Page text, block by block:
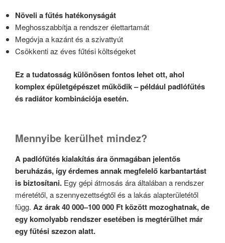
Növeli a fűtés hatékonyságát
Meghosszabbítja a rendszer élettartamát
Megóvja a kazánt és a szivattyút
Csökkenti az éves fűtési költségeket
Ez a tudatosság különösen fontos lehet ott, ahol
komplex épületgépészet működik – például padlófűtés
és radiátor kombinációja esetén.
Mennyibe kerülhet mindez?
A padlófűtés kialakítás ára önmagában jelentős
beruházás, így érdemes annak megfelelő karbantartást
is biztosítani. Egy gépi átmosás ára általában a rendszer
méretétől, a szennyezettségtől és a lakás alapterületétől
függ. Az árak 40 000–100 000 Ft között mozoghatnak, de
egy komolyabb rendszer esetében is megtérülhet már
egy fűtési szezon alatt.